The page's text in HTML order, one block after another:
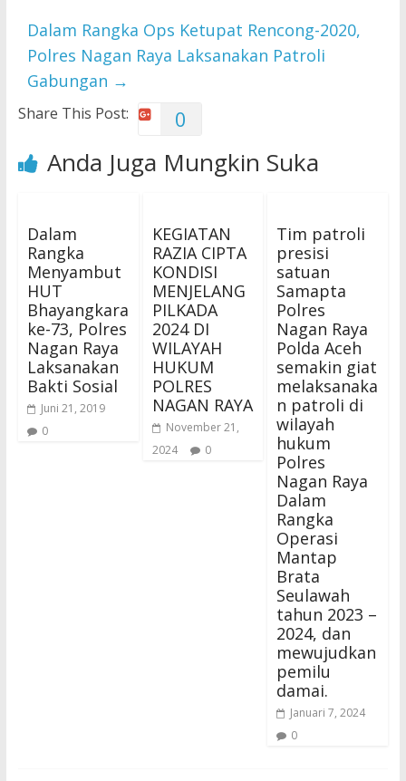
Dalam Rangka Ops Ketupat Rencong-2020,
Polres Nagan Raya Laksanakan Patroli
Gabungan →
Share This Post: 0
Anda Juga Mungkin Suka
Dalam
Rangka
Menyambut
HUT
Bhayangkara
ke-73, Polres
Nagan Raya
Laksanakan
Bakti Sosial
Juni 21, 2019
0
KEGIATAN
RAZIA CIPTA
KONDISI
MENJELANG
PILKADA
2024 DI
WILAYAH
HUKUM
POLRES
NAGAN RAYA
November 21,
2024
0
Tim patroli
presisi
satuan
Samapta
Polres
Nagan Raya
Polda Aceh
semakin giat
melaksanaka
n patroli di
wilayah
hukum
Polres
Nagan Raya
Dalam
Rangka
Operasi
Mantap
Brata
Seulawah
tahun 2023 –
2024, dan
mewujudkan
pemilu
damai.
Januari 7, 2024
0